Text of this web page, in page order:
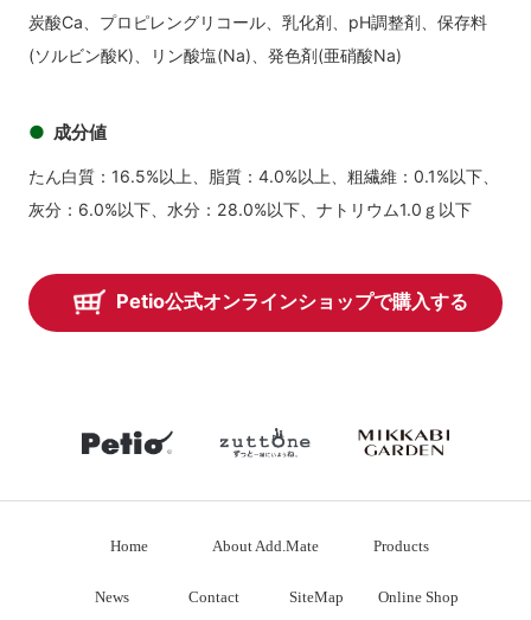
炭酸Ca、プロピレングリコール、乳化剤、pH調整剤、保存料
(ソルビン酸K)、リン酸塩(Na)、発色剤(亜硝酸Na)
成分値
たん白質：16.5%以上、脂質：4.0%以上、粗繊維：0.1%以下、
灰分：6.0%以下、水分：28.0%以下、ナトリウム1.0ｇ以下
Petio公式オンラインショップで購入する
Home About Add.Mate Products
News Contact SiteMap Online Shop